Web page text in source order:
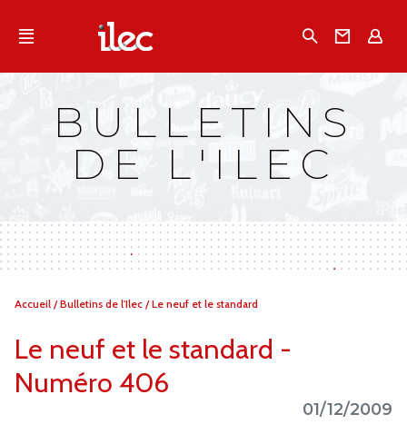
Qu'est-ce que l’Ilec
Campagnes multimarques
Dans la presse
BULLETINS
DE L'ILEC
Vous
Accueil /Bulletins de l'Ilec /Le neuf et le standard
Le neuf et le standard -
Numéro 406
01/12/2009